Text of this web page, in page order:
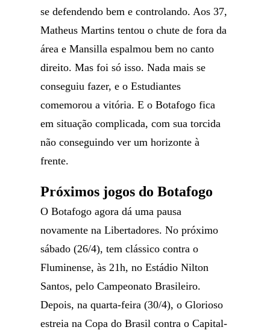
se defendendo bem e controlando. Aos 37,
Matheus Martins tentou o chute de fora da
área e Mansilla espalmou bem no canto
direito. Mas foi só isso. Nada mais se
conseguiu fazer, e o Estudiantes
comemorou a vitória. E o Botafogo fica
em situação complicada, com sua torcida
não conseguindo ver um horizonte à
frente.
Próximos jogos do Botafogo
O Botafogo agora dá uma pausa
novamente na Libertadores. No próximo
sábado (26/4), tem clássico contra o
Fluminense, às 21h, no Estádio Nilton
Santos, pelo Campeonato Brasileiro.
Depois, na quarta-feira (30/4), o Glorioso
estreia na Copa do Brasil contra o Capital-